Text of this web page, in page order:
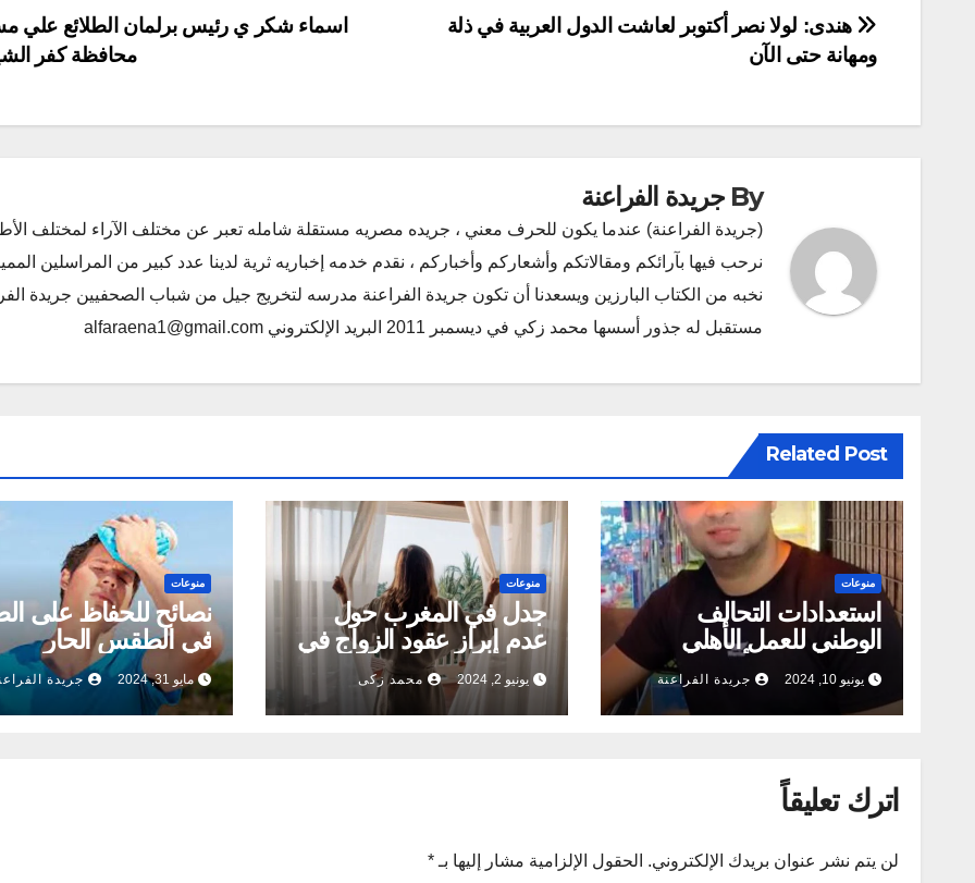
تصفّح
المقالات
اسماء شكر ي رئيس برلمان الطلائع علي
محافظة كفر
هندى: لولا نصر أكتوبر لعاشت الدول العربية في ذلة
ومهانة حتى الآن
By جريدة الفراعنة
(جريدة الفراعنة) عندما يكون للحرف معني ، جريده مصريه مستقلة شامله تعبر عن مختلف الآراء لمختلف
نرحب فيها بآرائكم ومقالاتكم وأشعاركم وأخباركم ، نقدم خدمه إخباريه ثرية لدينا عدد كبير من المراسلين
نخبه من الكتاب البارزين ويسعدنا أن تكون جريدة الفراعنة مدرسه لتخريج جيل من شباب الصحفيين جريدة
مستقبل له جذور أسسها محمد زكي في ديسمبر 2011 البريد الإلكتروني alfaraena1@gmail.com
Related Post
منوعات
استعدادات التحالف
الوطني للعمل الأهلي
التنموي لعيد الأضحى
يونيو 10, 2024 جريدة الفراعنة
منوعات
جدل في المغرب حول
عدم إبراز عقود الزواج في
الفنادق
يونيو 2, 2024 محمد زكى
منوعات
نصائح للحفاظ على
في الطقس الحار
مايو 31, 2024 جريدة
اترك تعليقاً
لن يتم نشر عنوان بريدك الإلكتروني. الحقول الإلزامية مشار إليها بـ *